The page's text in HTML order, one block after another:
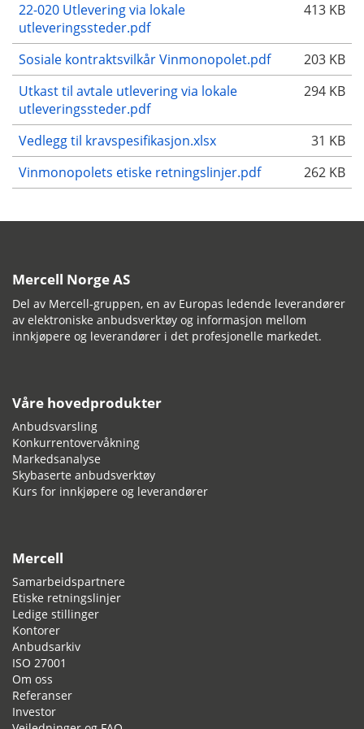
22-020 Utlevering via lokale
utleveringssteder.pdf
413 KB
Sosiale kontraktsvilkår Vinmonopolet.pdf
203 KB
Utkast til avtale utlevering via lokale
utleveringssteder.pdf
294 KB
Vedlegg til kravspesifikasjon.xlsx
31 KB
Vinmonopolets etiske retningslinjer.pdf
262 KB
Mercell Norge AS
Del av Mercell-gruppen, en av Europas ledende leverandører
av elektroniske anbudsverktøy og informasjon mellom
innkjøpere og leverandører i det profesjonelle markedet.
Våre hovedprodukter
Anbudsvarsling
Konkurrentovervåkning
Markedsanalyse
Skybaserte anbudsverktøy
Kurs for innkjøpere og leverandører
Mercell
Samarbeidspartnere
Etiske retningslinjer
Ledige stillinger
Kontorer
Anbudsarkiv
ISO 27001
Om oss
Referanser
Investor